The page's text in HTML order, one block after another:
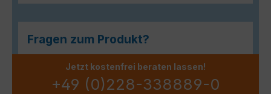
Fragen zum Produkt?
Jetzt kostenfrei beraten lassen!
+49 (0)228-338889-0